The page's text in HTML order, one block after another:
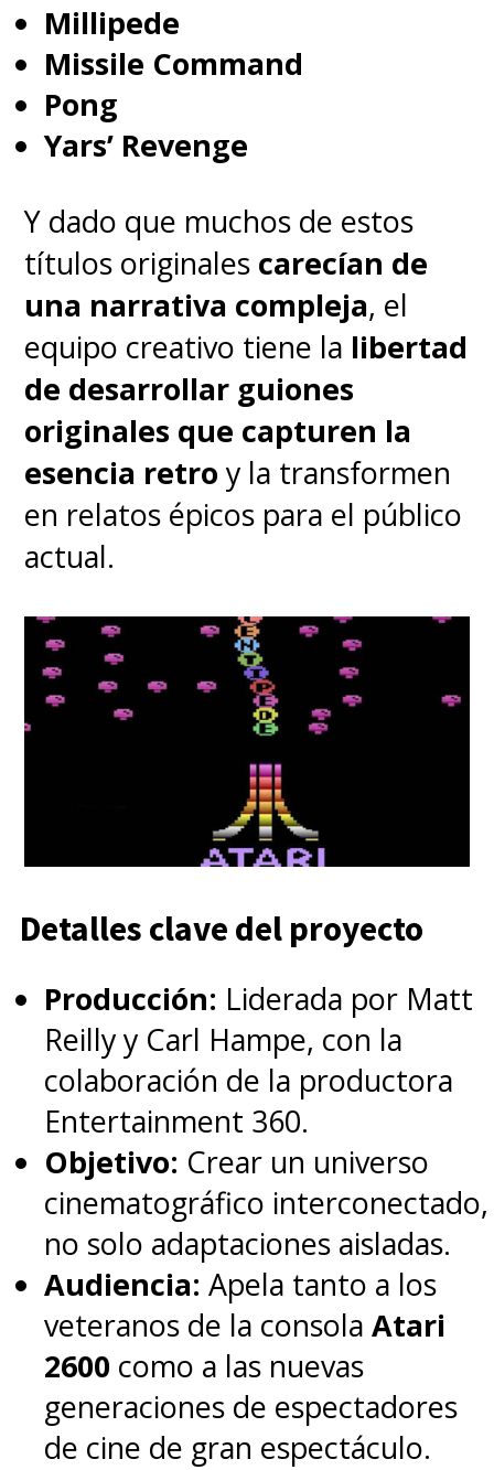
Millipede
Missile Command
Pong
Yars’ Revenge
Y dado que muchos de estos
títulos originales carecían de
una narrativa compleja, el
equipo creativo tiene la libertad
de desarrollar guiones
originales que capturen la
esencia retro y la transformen
en relatos épicos para el público
actual.
Detalles clave del proyecto
Producción: Liderada por Matt
Reilly y Carl Hampe, con la
colaboración de la productora
Entertainment 360.
Objetivo: Crear un universo
cinematográfico interconectado,
no solo adaptaciones aisladas.
Audiencia: Apela tanto a los
veteranos de la consola Atari
2600 como a las nuevas
generaciones de espectadores
de cine de gran espectáculo.